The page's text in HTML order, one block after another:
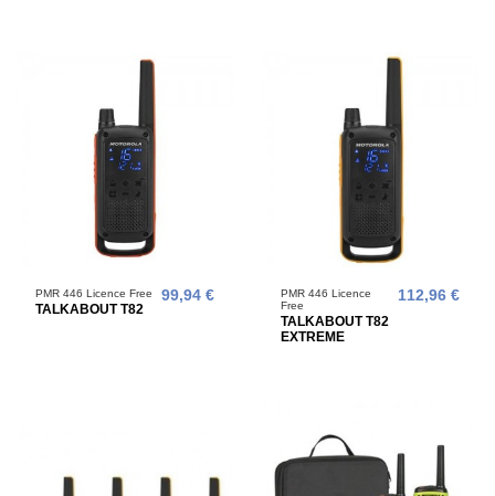
PMR 446 Licence Free
TALKABOUT T82
99,94 €
PMR 446 Licence
Free
TALKABOUT T82
EXTREME
112,96 €